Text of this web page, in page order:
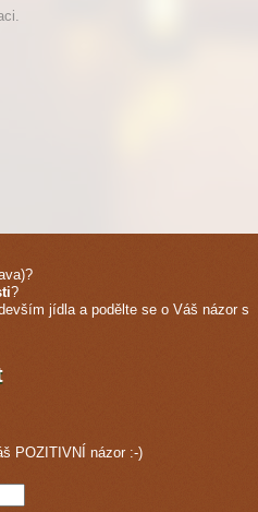
?
?
jídla a podělte se o Váš názor s
POZITIVNÍ názor :-)